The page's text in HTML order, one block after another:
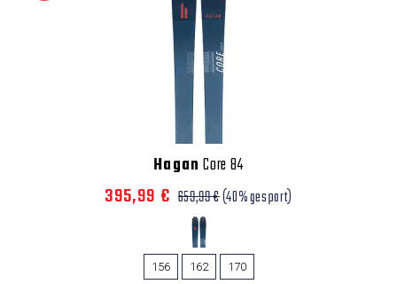
Hagan Core 84
395,99 € 659,99 €(40% gespart)
156 162 170